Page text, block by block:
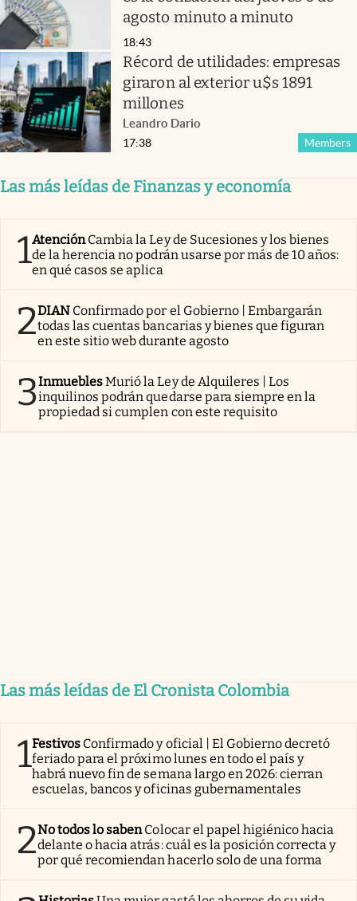
agosto minuto a minuto
18:43
Récord de utilidades: empresas
giraron al exterior u$s 1891
millones
Leandro Dario
Members
17:38
Las más leídas de Finanzas y economía
1AtenciónCambia la Ley de Sucesiones y los bienes
de la herencia no podrán usarse por más de 10 años:
en qué casos se aplica
2DIAN Confirmado por el Gobierno | Embargarán
todas las cuentas bancarias y bienes que figuran
en este sitio web durante agosto
3InmueblesMurió la Ley de Alquileres | Los
inquilinos podrán quedarse para siempre en la
propiedad si cumplen con este requisito
Las más leídas de El Cronista Colombia
1Festivos Confirmado y oficial | El Gobierno decretó
feriado para el próximo lunes en todo el país y
habrá nuevo fin de semana largo en 2026: cierran
escuelas, bancos y oficinas gubernamentales
2No todos lo sabenColocar el papel higiénico hacia
delante o hacia atrás: cuál es la posición correcta y
por qué recomiendan hacerlo solo de una forma